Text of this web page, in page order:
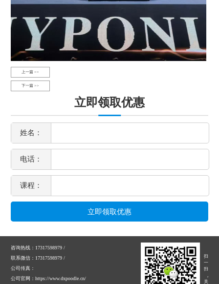
上一篇 >>
下一篇 >>
立即领取优惠
姓名：
电话：
课程：
咨询热线：17317598979 /
联系微信：17317598979 /
公司传真：
公司官网：https://www.dxpoodle.cn/
扫
一
扫
关